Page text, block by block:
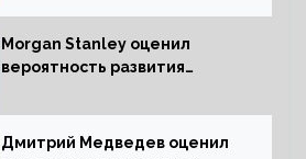
России
Morgan Stanley оценил
вероятность развития
Дмитрий Медведев оценил